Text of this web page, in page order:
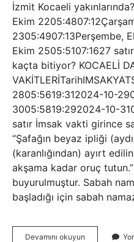
İzmit Kocaeli
Ekim
2305:4907:13Perşembe,
Ekim 2505:5107:1627
kaçta bitiyor? KOCAELİ
2805:5619:312024-10-
3005:5819:292024-10-
satır İmsak vakti girince
“Şafağın beyaz ipliği
(karanlığından) ayırt
akşama kadar oruç
buyurulmuştur. Sabah
başladığı için sabah
Devamını okuyun Kartepede